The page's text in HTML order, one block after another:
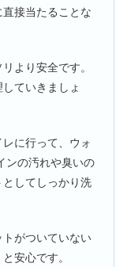
接当たることな
より安全です。
ていきましょ
に行って、ウォ
ンの汚れや臭いの
してしっかり洗
がついていない
安心です。